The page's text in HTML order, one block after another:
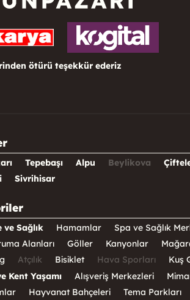
ötürü teşekkür ederiz
Tepebaşı Alpu Beylikova
Sivrihisar
ve Sağlık Hamamlar Spa ve Sağlık
Alanları
Göller Kanyonlar
Atçılık Bisiklet Hava Sporları Kuş
Kent Yaşamı
Alışveriş Merkezleri
Hayvanat Bahçeleri Tema Parkları